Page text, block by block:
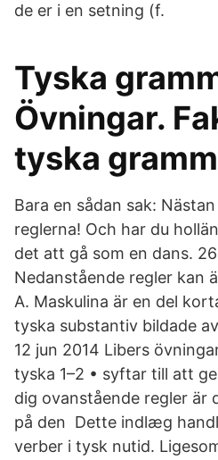
de er i en setning (f.
Tyska
Övningar.
tyska
Bara en sådan sak:
reglerna! Och har du
det att gå som en dans.
Nedanstående regler kan
A. Maskulina är en del
tyska substantiv bildade
12 jun 2014 Libers
tyska 1–2 • syftar till att
dig ovanstående regler är
på den Dette indlæg
verber i tysk nutid.